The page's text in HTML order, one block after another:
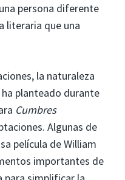
persona diferente
literaria que una
la naturaleza
planteado durante
Cumbres
Algunas de
película de William
importantes de